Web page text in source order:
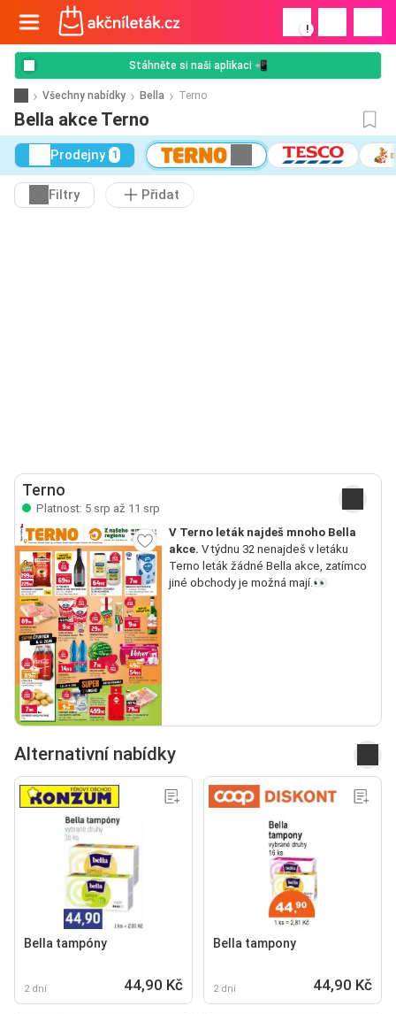
!
Stáhněte si naši aplikaci 📲
Všechny nabídky Bella Terno
Bella akce Terno
Prodejny 1
Filtry Přidat
Terno
Platnost: 5 srp až 11 srp
V Terno leták najdeš mnoho Bella
akce. V týdnu 32 nenajdeš v letáku
Terno leták žádné Bella akce, zatímco
jiné obchody je možná mají.👀
Alternativní nabídky
Bella tampóny
2 dní 44,90 Kč
Bella tampony
2 dní 44,90 Kč